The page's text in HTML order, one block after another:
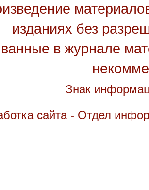
изданиях без
в журнале
Знак
сайта - Отдел